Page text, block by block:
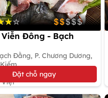
Viễn Đông - Bạch
Đằng, P. Chương Dương,
Việt
Đặt chỗ ngay